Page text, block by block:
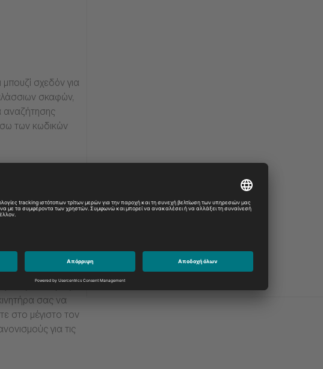
σχεδόν για
σκαφών,
αναζήτησης
των κωδικών
συνθήκες,
σας να
στο μέγιστο τον
για τις